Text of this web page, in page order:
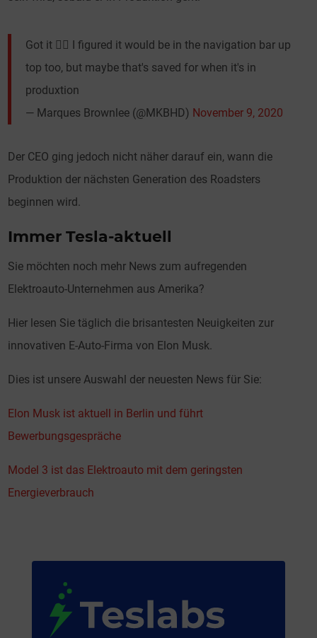
Got it 👍🏾 I figured it would be in the navigation bar up
top too, but maybe that's saved for when it's in
produxtion
— Marques Brownlee (@MKBHD) November 9, 2020
Der CEO ging jedoch nicht näher darauf ein, wann die
Produktion der nächsten Generation des Roadsters
beginnen wird.
Immer Tesla-aktuell
Sie möchten noch mehr News zum aufregenden
Elektroauto-Unternehmen aus Amerika?
Hier lesen Sie täglich die brisantesten Neuigkeiten zur
innovativen E-Auto-Firma von Elon Musk.
Dies ist unsere Auswahl der neuesten News für Sie:
Elon Musk ist aktuell in Berlin und führt
Bewerbungsgespräche
Model 3 ist das Elektroauto mit dem geringsten
Energieverbrauch